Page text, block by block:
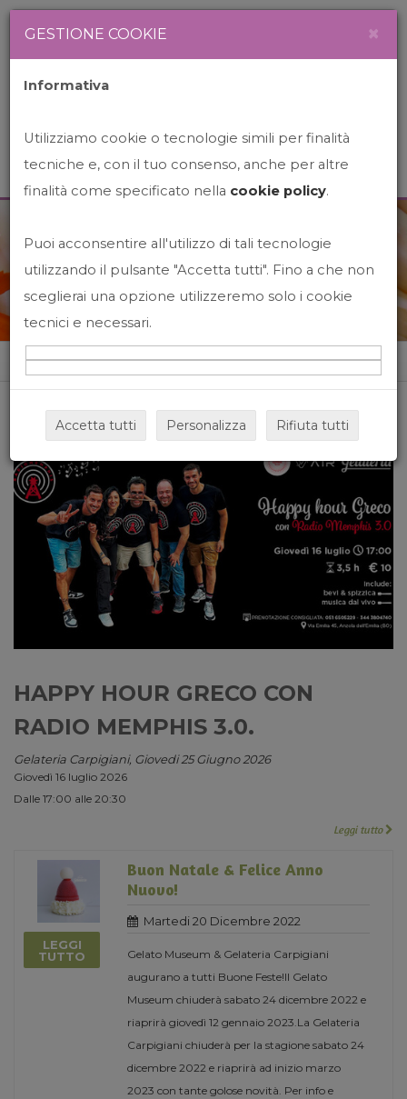
News&Events
Home News&events
HAPPY HOUR GRECO CON
RADIO MEMPHIS 3.0.
Gelateria Carpigiani, Giovedi 25 Giugno 2026
Giovedì 16 luglio 2026
Dalle 17:00 alle 20:30
Leggi tutto
LEGGI
TUTTO
Buon Natale & Felice Anno
Nuovo!
Martedi 20 Dicembre 2022
Gelato Museum & Gelateria Carpigiani
augurano a tutti Buone Feste!Il Gelato
Museum chiuderà sabato 24 dicembre 2022 e
riaprirà giovedì 12 gennaio 2023.La Gelateria
Carpigiani chiuderà per la stagione sabato 24
dicembre 2022 e riaprirà ad inizio marzo
2023 con tante golose novità. Per info e
GESTIONE COOKIE ×
Informativa
Utilizziamo cookie o tecnologie simili per finalità
tecniche e, con il tuo consenso, anche per altre
finalità come specificato nella cookie policy.
Puoi acconsentire all'utilizzo di tali tecnologie
utilizzando il pulsante "Accetta tutti". Fino a che non
sceglierai una opzione utilizzeremo solo i cookie
tecnici e necessari.
Accetta tutti Personalizza Rifiuta tutti